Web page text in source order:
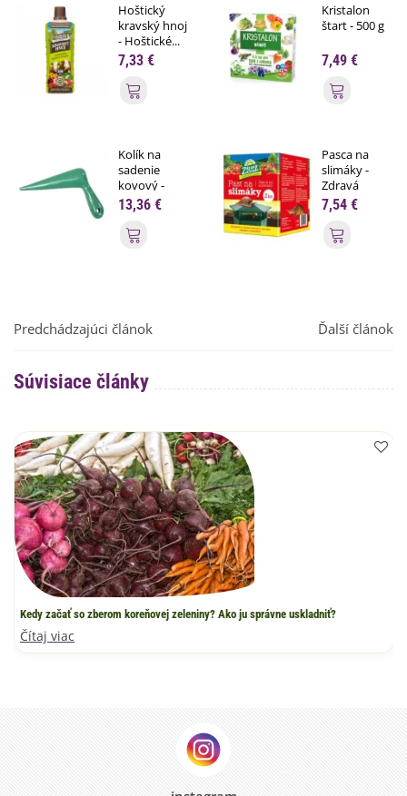
Hoštický
kravský hnoj
- Hoštické...
7,33 €
Kristalon
štart - 500 g
7,49 €
Kolík na
sadenie
kovový -
zelený - 1 ks
13,36 €
Pridať do košíka
Pasca na
slimáky -
Zdravá
záhrada -...
7,54 €
Predchádzajúci článok Ďalší článok
Súvisiace články
Kedy začať so zberom koreňovej zeleniny? Ako ju správne uskladniť?
Čítaj viac